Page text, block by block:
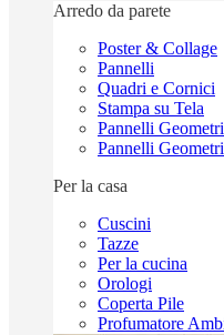
Arredo da parete
Poster & Collage
Pannelli
Quadri e Cornici
Stampa su Tela
Pannelli
Pannelli
Per la casa
Cuscini
Tazze
Per la cucina
Orologi
Coperta Pile
Profumatore